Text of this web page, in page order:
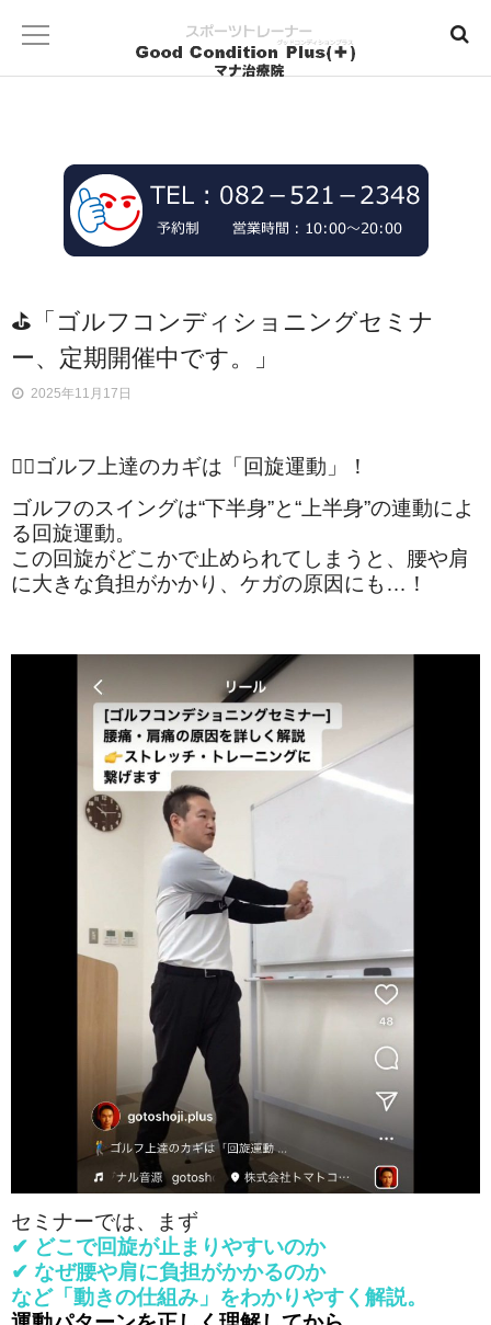
⛳「ゴルフコンディショニングセミナ
ー、定期開催中です。」
2025年11月17日
🏌️‍♂️ゴルフ上達のカギは「回旋運動」！
ゴルフのスイングは“下半身”と“上半身”の連動によ
る回旋運動。
この回旋がどこかで止められてしまうと、腰や肩
に大きな負担がかかり、ケガの原因にも…！
セミナーでは、まず
✔ どこで回旋が止まりやすいのか
✔ なぜ腰や肩に負担がかかるのか
など「動きの仕組み」をわかりやすく解説。